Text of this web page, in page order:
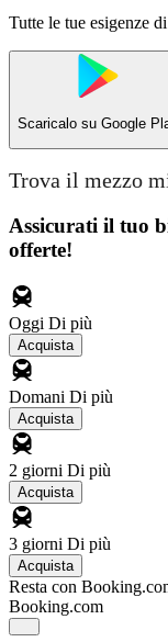
Tutte le tue esigenze
Scaricalo su Google
Trova il mezzo
Assicurati il ​​tuo
offerte!
Oggi Di più
Acquista
Domani Di più
Acquista
2 giorni Di più
Acquista
3 giorni Di più
Acquista
Resta con
Booking.com